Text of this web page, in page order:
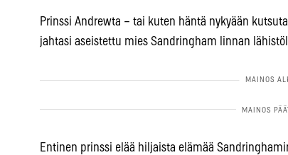
Prinssi Andrewta – tai kuten häntä nykyään
jahtasi aseistettu mies Sandringham linnan
Entinen prinssi elää hiljaista elämää